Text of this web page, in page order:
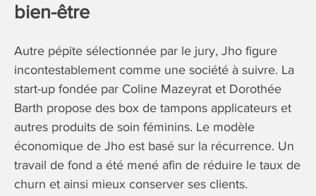
bien-être
Autre pépite sélectionnée par le jury, Jho figure
incontestablement comme une société à suivre. La
start-up fondée par Coline Mazeyrat et Dorothée
Barth propose des box de tampons applicateurs et
autres produits de soin féminins. Le modèle
économique de Jho est basé sur la récurrence. Un
travail de fond a été mené afin de réduire le taux de
churn et ainsi mieux conserver ses clients.